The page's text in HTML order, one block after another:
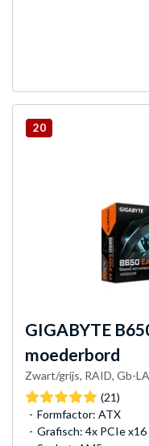
20
GIGABYTE
moederbord
Zwart/grijs, RAID, Gb-
(21)
Formfactor: ATX
Grafisch: 4x PCIe x16